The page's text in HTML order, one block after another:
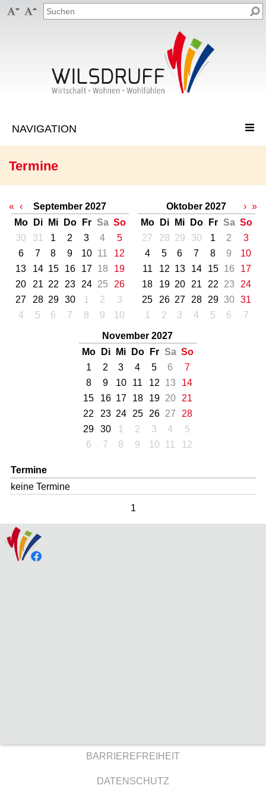
 
Termine
« ‹
September 2027
Mo
Di Mi Do Fr Sa So
30
31 1 2 3 4
5
6
7 8 9 10 11
12
13
14 15 16 17 18
19
20
21 22 23 24 25
26
27
28 29 30 1 2
3
4
5 6 7 8 9 10
Oktober 2027
Mo
Di Mi Do Fr Sa So
27
28 29 30 1 2
3
4
5 6 7 8 9
10
11
12 13 14 15 16
17
18
19 20 21 22 23
24
25
26 27 28 29 30
31
1
2 3 4 5 6 7
November 2027
Mo
Di Mi Do Fr Sa So
1
2 3 4 5 6
7
8
9 10 11 12 13
14
15
16 17 18 19 20
21
22
23 24 25 26 27
28
29
30 1 2 3 4
5
6
7 8 9 10 11 12
› »
Termine
keine Termine
1
BARRIEREFREIHEIT
DATENSCHUTZ